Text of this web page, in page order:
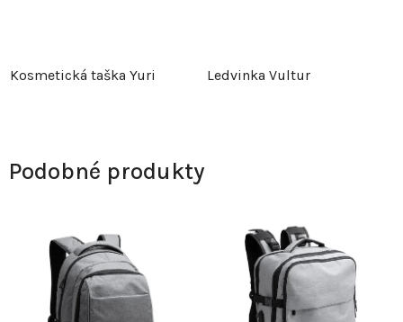
Kosmetická taška Yuri Ledvinka Vultur
Podobné produkty